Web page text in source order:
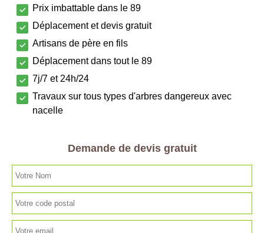
Prix imbattable dans le 89
Déplacement et devis gratuit
Artisans de père en fils
Déplacement dans tout le 89
7j/7 et 24h/24
Travaux sur tous types d'arbres dangereux avec
nacelle
Demande de devis gratuit